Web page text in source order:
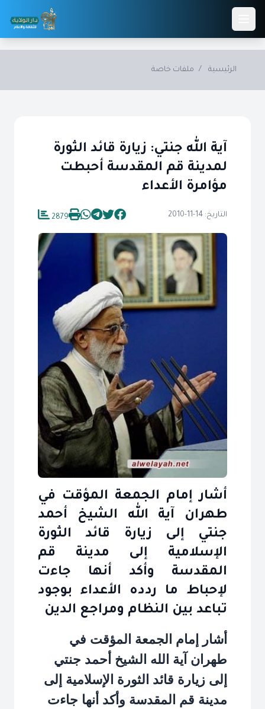
Skip to main content
الرئيسية / ملفات خاصة
آية ‌الله جنتي: زيارة قائد الثورة
لمدينة قم المقدسة أحبطت
مؤامرة الأعداء
التاريخ: 14-11-2010 2879
أشار إمام الجمعة المؤقت في
طهران آية الله الشيخ أحمد
جنتي إلى زيارة قائد الثورة
الإسلامية إلى مدينة قم
المقدسة وأكد أنها جاءت
لإحباط ما ردده الأعداء بوجود
تباعد بين النظام ومراجع الدين
أشار إمام الجمعة المؤقت في
طهران آية الله الشيخ أحمد جنتي
إلى زيارة قائد الثورة الإسلامية إلى
مدينة قم المقدسة وأكد أنها جاءت